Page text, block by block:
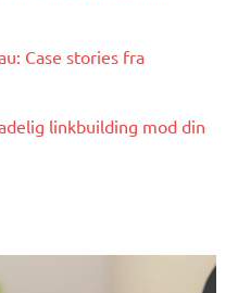
Case stories fra
linkbuilding mod din